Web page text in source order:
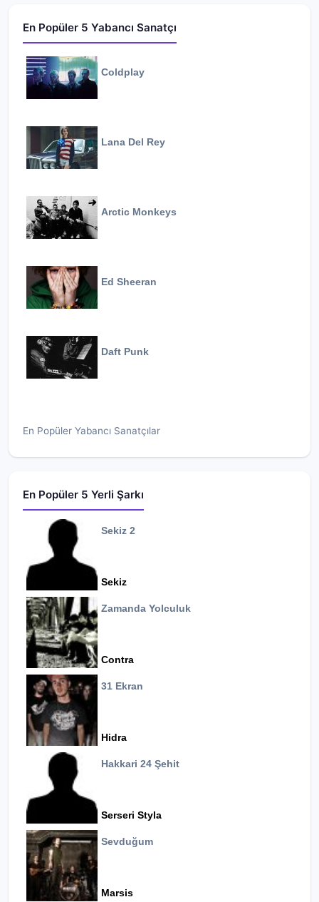
En Popüler 5 Yabancı Sanatçı
Coldplay
Lana Del Rey
Arctic Monkeys
Ed Sheeran
Daft Punk
En Popüler Yabancı Sanatçılar
En Popüler 5 Yerli Şarkı
Sekiz 2
Sekiz
Zamanda Yolculuk
Contra
31 Ekran
Hidra
Hakkari 24 Şehit
Serseri Styla
Sevduğum
Marsis